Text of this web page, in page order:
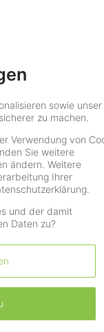
sowie unser
zu machen.
Verwendung von
Sie weitere
ändern. Weitere
Ihrer
und der damit
Daten zu?